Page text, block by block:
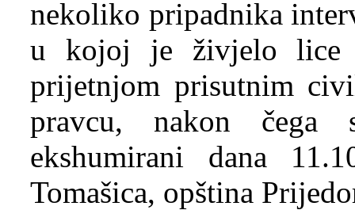
nekoliko pripadnika
u kojoj je živjelo lice
prijetnjom prisutnim
pravcu, nakon čega
ekshumirani dana
Tomašica, opština